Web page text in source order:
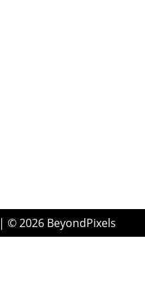
| © 2026 BeyondPixels